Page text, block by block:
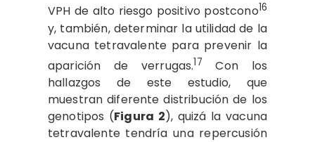
VPH de alto riesgo positivo postcono16
y, también, determinar la utilidad de la
vacuna tetravalente para prevenir la
aparición de verrugas.17
Con los
hallazgos de este estudio, que
muestran diferente distribución de los
genotipos (Figura 2), quizá la vacuna
tetravalente tendría una repercusión